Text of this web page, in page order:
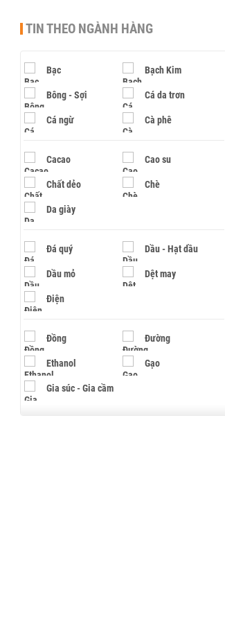
TIN THEO NGÀNH HÀNG
Bạc Bạch Kim
Bông - Sợi Cá da trơn
Cá ngừ Cà phê
Cacao Cao su
Chất dẻo Chè
Da giày
Đá quý Dầu - Hạt dầu
Dầu mỏ Dệt may
Điện
Đồng Đường
Ethanol Gạo
Gia súc - Gia cầm